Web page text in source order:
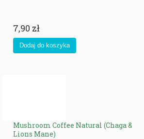
7,90 zł
Mushroom Coffee Natural (Chaga &
Lions Mane)